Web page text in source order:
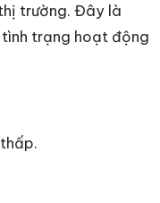
trường. Đây là
trạng hoạt động